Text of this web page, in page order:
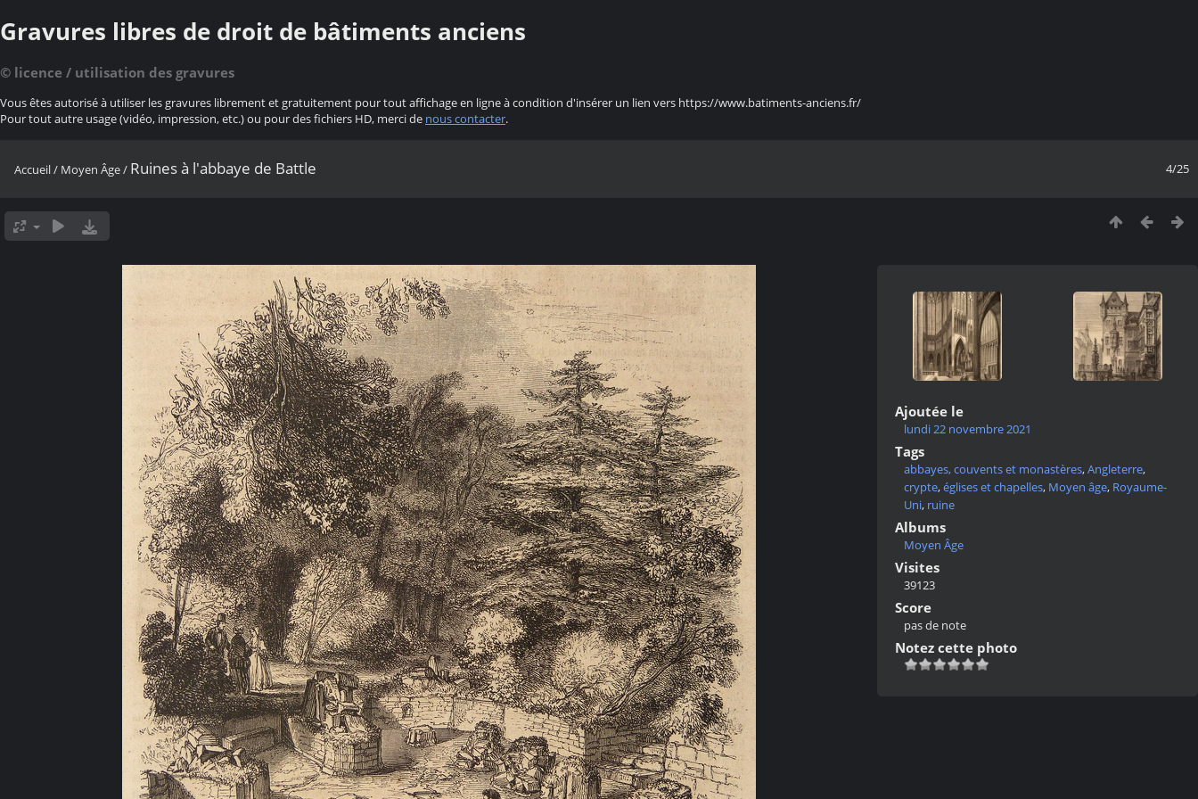
Gravures libres de droit de bâtiments anciens
© licence / utilisation des gravures
Vous êtes autorisé à utiliser les gravures librement et gratuitement pour tout affichage en ligne à condition d'insérer un lien vers https://www.batiments-anciens.fr/
Pour tout autre usage (vidéo, impression, etc.) ou pour des fichiers HD, merci de nous contacter.
4/25
Accueil/ Moyen Âge/ Ruines à l'abbaye de Battle
Ajoutée le
lundi 22 novembre 2021
Tags
abbayes, couvents et monastères,Angleterre,
crypte,églises et chapelles, Moyen âge, Royaume-
Uni, ruine
Albums
Moyen Âge
Visites
39123
Score
pas de note
Notez cette photo